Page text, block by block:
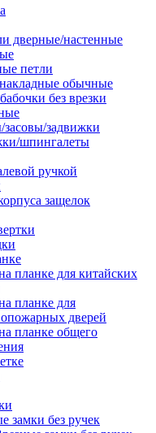
дверные/настенные
петли
обычные
без врезки
задвижки
шпингалеты
ручкой
защелок
планке для китайских
планке для
дверей
планке общего
замки без ручек